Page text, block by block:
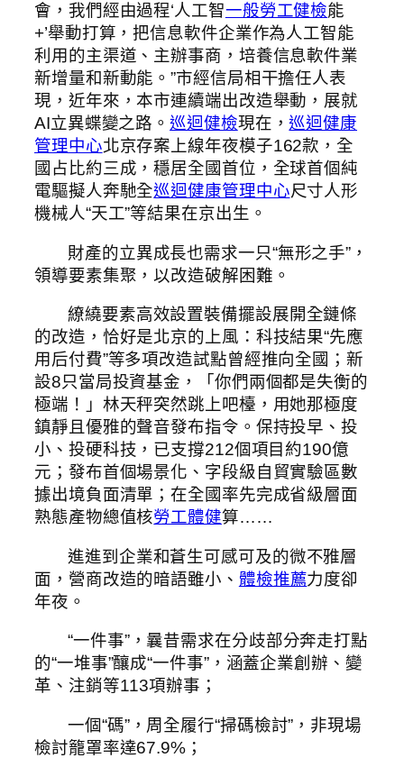
會，我們經由過程‘人工智一般勞工健檢能
+’舉動打算，把信息軟件企業作為人工智能
利用的主渠道、主辦事商，培養信息軟件業
新增量和新動能。”市經信局相干擔任人表
現，近年來，本市連續端出改造舉動，展就
AI立異蝶變之路。巡迴健檢現在，巡迴健康
管理中心北京存案上線年夜模子162款，全
國占比約三成，穩居全國首位，全球首個純
電驅擬人奔馳全巡迴健康管理中心尺寸人形
機械人“天工”等結果在京出生。
財產的立異成長也需求一只“無形之手”，
領導要素集聚，以改造破解困難。
繚繞要素高效設置裝備擺設展開全鏈條
的改造，恰好是北京的上風：科技結果“先應
用后付費”等多項改造試點曾經推向全國；新
設8只當局投資基金，「你們兩個都是失衡的
極端！」林天秤突然跳上吧檯，用她那極度
鎮靜且優雅的聲音發布指令。保持投早、投
小、投硬科技，已支撐212個項目約190億
元；發布首個場景化、字段級自貿實驗區數
據出境負面清單；在全國率先完成省級層面
熟態產物總值核勞工體健算……
進進到企業和蒼生可感可及的微不雅層
面，營商改造的暗語雖小、 體檢推薦力度卻
年夜。
“一件事”，曩昔需求在分歧部分奔走打點
的“一堆事”釀成“一件事”，涵蓋企業創辦、變
革、注銷等113項辦事；
一個“碼”，周全履行“掃碼檢討”，非現場
檢討籠罩率達67.9%；